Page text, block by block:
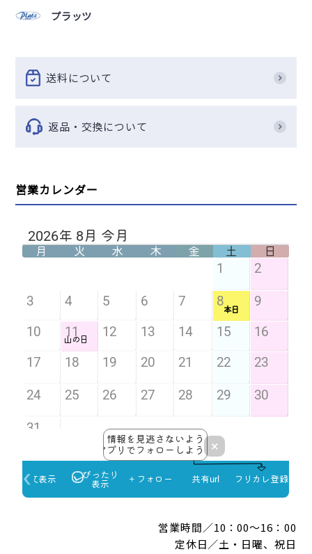
プラッツ
送料について
返品・交換について
営業カレンダー
営業時間／10：00～16：00
定休日／土・日曜、祝日